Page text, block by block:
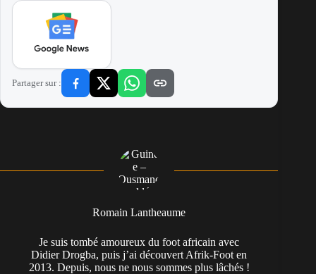
Partager sur :
Romain Lantheaume
Je suis tombé amoureux du foot africain avec
Didier Drogba, puis j’ai découvert Afrik-Foot en
2013. Depuis, nous ne nous sommes plus lâchés !